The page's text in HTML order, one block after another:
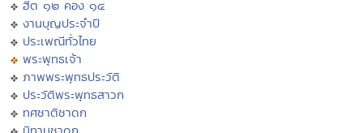
ฮีต ๑๒ คอง ๑๔
งานบุญประจำปี
ประเพณีทั่วไทย
พระพุทธเจ้า
ภาพพระพุทธประวัติ
ประวัติพระพุทธสาวก
ทศชาติชาดก